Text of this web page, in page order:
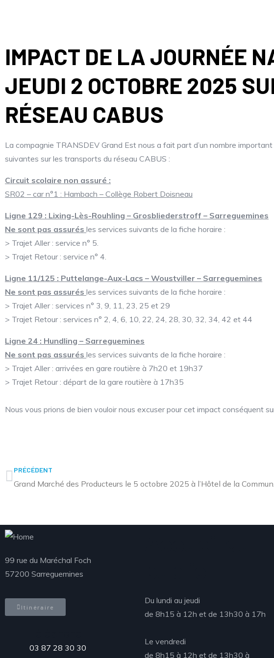
IMPACT DE LA JOURNÉE
JEUDI 2 OCTOBRE 2025
RÉSEAU CABUS
La compagnie TRANSDEV Grand Est nous a fait part d’un nombre
suivantes sur les transports du réseau CABUS :
Circuit scolaire non assuré :
SR02 – car n°1 : Hambach – Collège Robert Doisneau
Ligne 129 : Lixing-Lès-Rouhling – Grosbliederstroff – Sarreguemines
Ne sont pas assurés les services suivants de la fiche horaire :
> Trajet Aller : service n° 5.
> Trajet Retour : service n° 4.
Ligne 11/125 : Puttelange-Aux-Lacs – Woustviller – Sarreguemines
Ne sont pas assurés les services suivants de la fiche horaire :
> Trajet Aller : services n° 3, 9, 11, 23, 25 et 29
> Trajet Retour : services n° 2, 4, 6, 10, 22, 24, 28, 30, 32, 34, 42 et 44
Ligne 24 : Hundling – Sarreguemines
Ne sont pas assurés les services suivants de la fiche horaire :
> Trajet Aller : arrivées en gare routière à 7h20 et 19h37
> Trajet Retour : départ de la gare routière à 17h35
Nous vous prions de bien vouloir nous excuser pour cet impact conséquent
PRÉCÉDENT
Grand
99 rue du Maréchal Foch
57200 Sarreguemines
Itinéraire
03 87 28 30 30
Du lundi au jeudi
de 8h15 à 12h et de 13h30 à 17h
Le vendredi
de 8h15 à 12h et de 13h30 à